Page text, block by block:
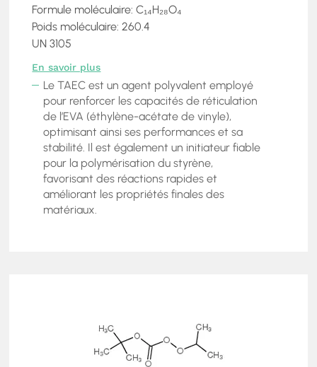
Formule moléculaire: C₁₄H₂₈O₄
Poids moléculaire: 260.4
UN 3105
En savoir plus
Le TAEC est un agent polyvalent employé
pour renforcer les capacités de réticulation
de l’EVA (éthylène-acétate de vinyle),
optimisant ainsi ses performances et sa
stabilité. Il est également un initiateur fiable
pour la polymérisation du styrène,
favorisant des réactions rapides et
améliorant les propriétés finales des
matériaux.